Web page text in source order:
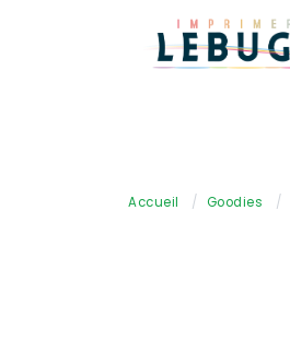
Accueil / Goodies /